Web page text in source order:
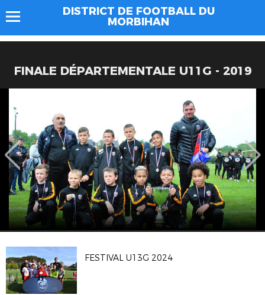
DISTRICT DE FOOTBALL DU
MORBIHAN
FINALE DÉPARTEMENTALE U11G - 2019
FESTIVAL U13G 2024